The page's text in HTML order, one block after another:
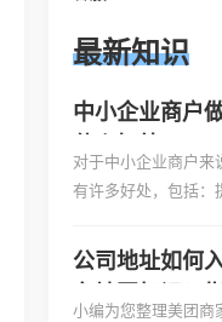
最新知识
中小企业商户
对于中小企业商户来
有许多好处，包括：
置，可以增加商户的
率。当潜在客户在地
务或产品时，能够快
公司地址如何
小编为您整理美团商